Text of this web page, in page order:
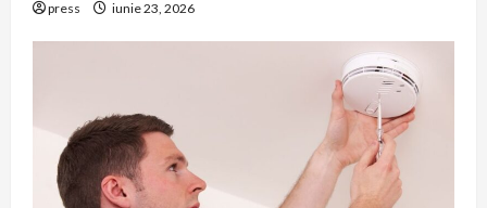
press iunie 23, 2026